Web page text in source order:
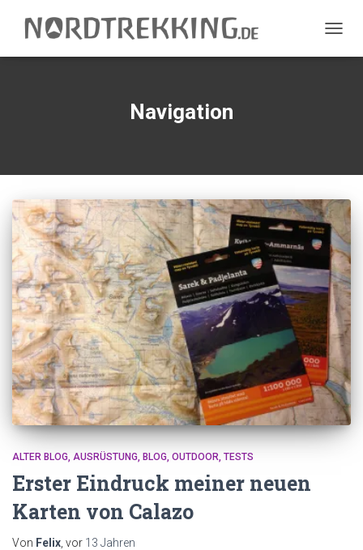
Navigation
ALTER BLOG AUSRÜSTUNG BLOG OUTDOOR TESTS
Erster Eindruck meiner neuen
Karten von Calazo
Von Felix , vor 13 Jahren